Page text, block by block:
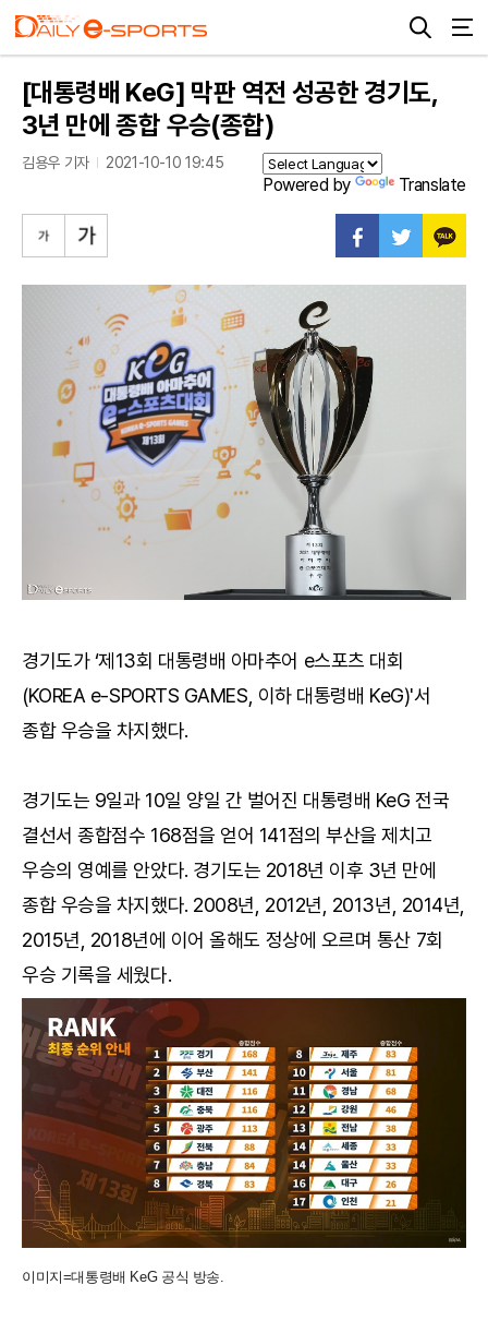
[대통령배 KeG] 막판 역전 성공한 경기도,
3년 만에 종합 우승(종합)
김용우 기자 2021-10-10 19:45
Powered by Translate
경기도가 ‘제13회 대통령배 아마추어 e스포츠 대회
(KOREA e-SPORTS GAMES, 이하 대통령배 KeG)'서
종합 우승을 차지했다.
경기도는 9일과 10일 양일 간 벌어진 대통령배 KeG 전국
결선서 종합점수 168점을 얻어 141점의 부산을 제치고
우승의 영예를 안았다. 경기도는 2018년 이후 3년 만에
종합 우승을 차지했다. 2008년, 2012년, 2013년, 2014년,
2015년, 2018년에 이어 올해도 정상에 오르며 통산 7회
우승 기록을 세웠다.
이미지=대통령배 KeG 공식 방송.